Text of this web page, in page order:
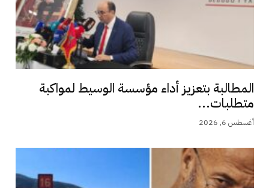
المطالبة بتعزيز أداء مؤسسة الوسيط لمواكبة
متطلبات...
أغسطس 6, 2026